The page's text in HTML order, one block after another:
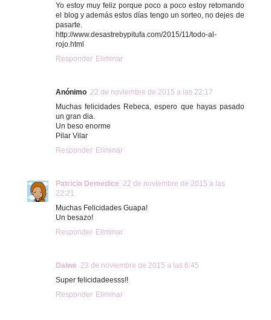
Yo estoy muy feliz porque poco a poco estoy retomando
el blog y además estos días tengo un sorteo, no dejes de
pasarte.
http://www.desastrebypitufa.com/2015/11/todo-al-
rojo.html
Responder Eliminar
Anónimo 22 de noviembre de 2015 a las 22:17
Muchas felicidades Rebeca, espero que hayas pasado
un gran dia.
Un beso enorme
Pilar Vilar
Responder Eliminar
Patricia Demedice 22 de noviembre de 2015 a las
22:21
Muchas Felicidades Guapa!
Un besazo!
Responder Eliminar
Daiwe 23 de noviembre de 2015 a las 6:45
Super felicidadeesss!!
Responder Eliminar